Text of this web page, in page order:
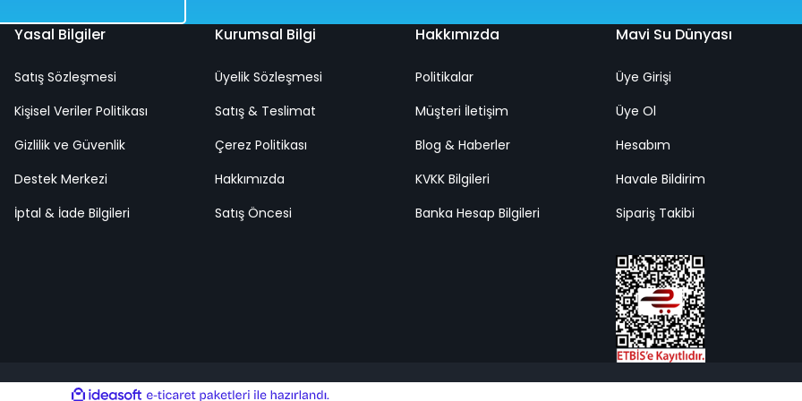
Mavi Renk 14 Yaş+ Şnorkel Set Sarı Renk 14 Yaş+
%50
1.018,00 TL
509,00 TL
Şnorkel Set Yeşil Renk 14 Yaş+
%50
1.018,00 TL
Yasal Bilgiler
Satış Sözleşmesi
Kişisel Veriler Politikası
Gizlilik ve Güvenlik
Destek Merkezi
İptal & İade Bilgileri
Kurumsal Bilgi
Üyelik Sözleşmesi
Satış & Teslimat
Çerez Politikası
Hakkımızda
Satış Öncesi
Hakkımızda
Politikalar
Müşteri İletişim
Blog & Haberler
KVKK Bilgileri
Banka Hesap Bilgileri
Mavi Su Dünyası
Üye Girişi
Üye Ol
Hesabım
Havale Bildirim
Sipariş Takibi
ideasoft e-